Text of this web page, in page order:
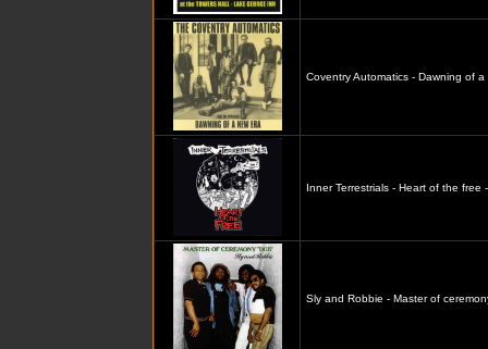
Coventry Automatics - Dawning of
Inner Terrestrials - Heart of the free
Sly and Robbie - Master of